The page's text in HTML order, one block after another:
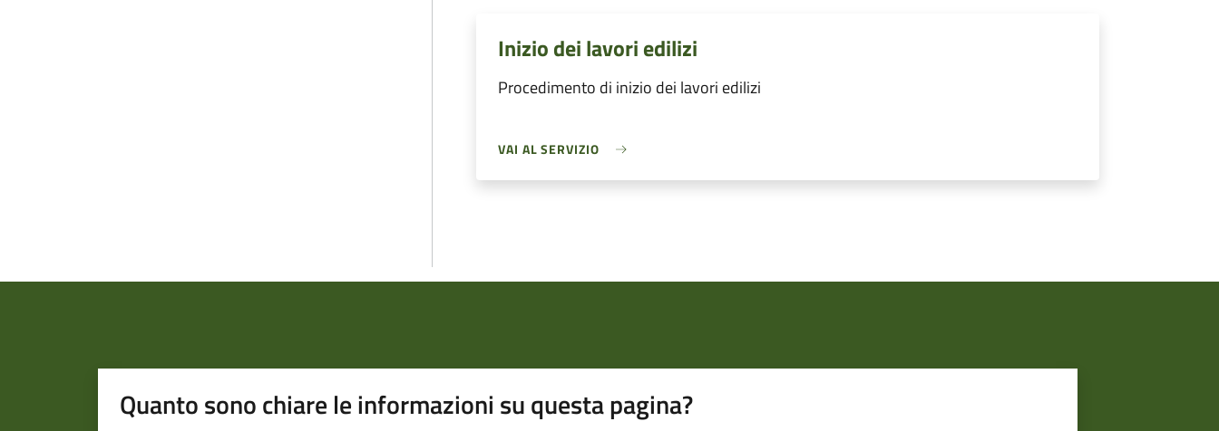
Inizio dei lavori edilizi
Procedimento di inizio dei lavori edilizi
VAI AL SERVIZIO
Quanto sono chiare le informazioni su questa pagina?